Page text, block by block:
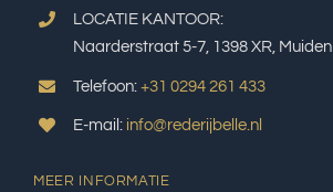
LOCATIE KANTOOR:
Naarderstraat 5-7, 1398 XR, Muiden
Telefoon: +31 0294 261 433
E-mail: info@rederijbelle.nl
MEER INFORMATIE